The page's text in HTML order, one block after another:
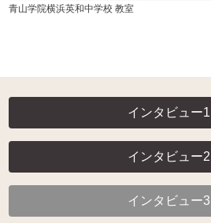
青山学院横浜英和中学校 教室
インタビュー1
インタビュー2
インタビュー3